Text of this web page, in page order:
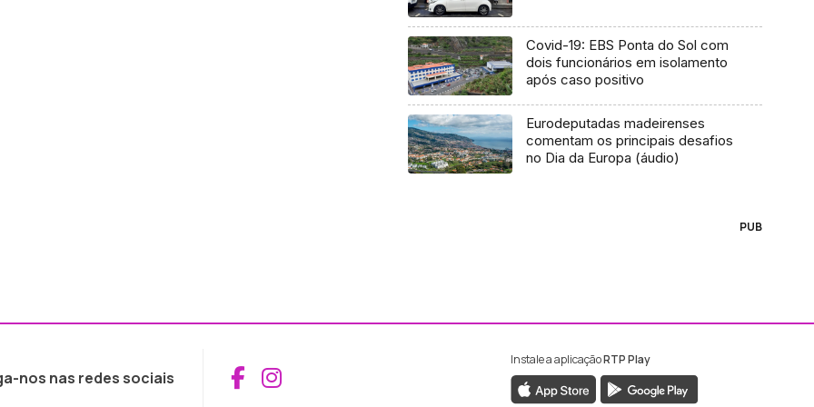
Covid-19: EBS Ponta do Sol com
dois funcionários em isolamento
após caso positivo
Eurodeputadas madeirenses
comentam os principais desafios
no Dia da Europa (áudio)
PUB
nos nas redes sociais Aceder ao Facebook da RTP Madeira
Aceder ao Instagram da RTP Madeira
Instale a aplicaçãoRTP Play